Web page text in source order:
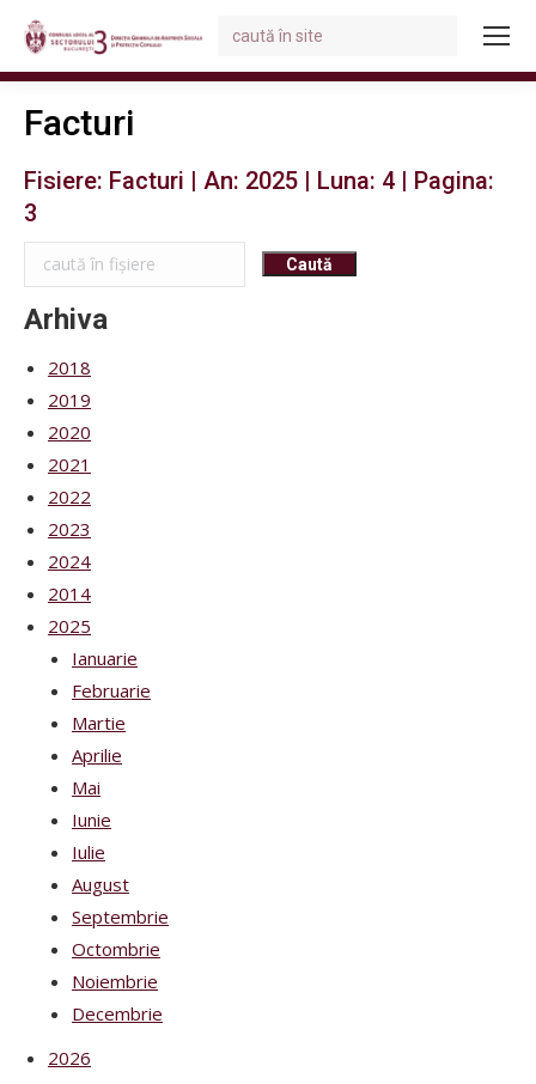
Search:
Facturi
Fisiere: Facturi | An: 2025 | Luna: 4 | Pagina:
3
Arhiva
2018
2019
2020
2021
2022
2023
2024
2014
2025
Ianuarie
Februarie
Martie
Aprilie
Mai
Iunie
Iulie
August
Septembrie
Octombrie
Noiembrie
Decembrie
2026